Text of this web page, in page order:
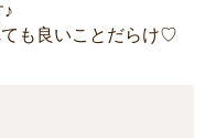
も良いことだらけ♡